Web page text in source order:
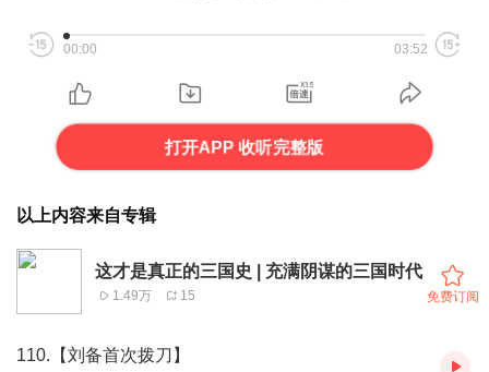
00:00 03:52
打开APP 收听完整版
以上内容来自专辑
这才是真正的三国史 | 充满阴谋的三国时代
1.49万 15 免费订阅
110.【刘备首次拨刀】